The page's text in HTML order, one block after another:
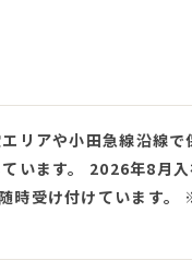
リアや小田急線沿線
います。 2026年8月
時受け付けています